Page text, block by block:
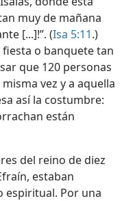
muy de mañana
[...]!”. (Isa 5:11.)
o banquete tan
que 120 personas
vez y a aquella
así la costumbre:
están
del reino de diez
estaban
espiritual. Por una